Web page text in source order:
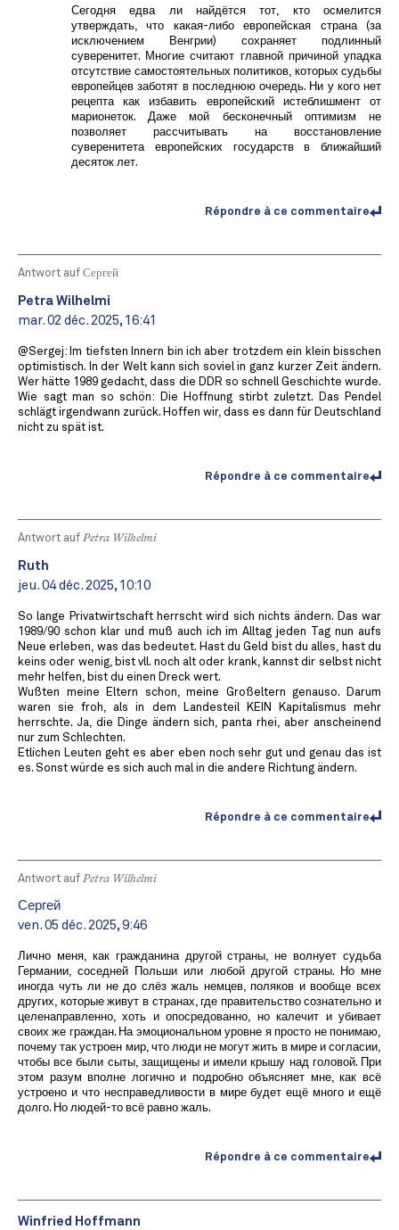
Сегодня едва ли найдётся тот, кто осмелится
утверждать, что какая-либо европейская страна (за
исключением Венгрии) сохраняет подлинный
суверенитет. Многие считают главной причиной упадка
отсутствие самостоятельных политиков, которых судьбы
европейцев заботят в последнюю очередь. Ни у кого нет
рецепта как избавить европейский истеблишмент от
марионеток. Даже мой бесконечный оптимизм не
позволяет рассчитывать на восстановление
суверенитета европейских государств в ближайший
десяток лет.
Répondre à ce commentaire
Antwort auf Сергей
Petra Wilhelmi
mar. 02 déc. 2025, 16:41
@Sergej: Im tiefsten Innern bin ich aber trotzdem ein klein bisschen
optimistisch. In der Welt kann sich soviel in ganz kurzer Zeit ändern.
Wer hätte 1989 gedacht, dass die DDR so schnell Geschichte wurde.
Wie sagt man so schön: Die Hoffnung stirbt zuletzt. Das Pendel
schlägt irgendwann zurück. Hoffen wir, dass es dann für Deutschland
nicht zu spät ist.
Répondre à ce commentaire
Antwort auf Petra Wilhelmi
Ruth
jeu. 04 déc. 2025, 10:10
So lange Privatwirtschaft herrscht wird sich nichts ändern. Das war
1989/90 schon klar und muß auch ich im Alltag jeden Tag nun aufs
Neue erleben, was das bedeutet. Hast du Geld bist du alles, hast du
keins oder wenig, bist vll. noch alt oder krank, kannst dir selbst nicht
mehr helfen, bist du einen Dreck wert.
Wußten meine Eltern schon, meine Großeltern genauso. Darum
waren sie froh, als in dem Landesteil KEIN Kapitalismus mehr
herrschte. Ja, die Dinge ändern sich, panta rhei, aber anscheinend
nur zum Schlechten.
Etlichen Leuten geht es aber eben noch sehr gut und genau das ist
es. Sonst würde es sich auch mal in die andere Richtung ändern.
Répondre à ce commentaire
Antwort auf Petra Wilhelmi
Сергей
ven. 05 déc. 2025, 9:46
Лично меня, как гражданина другой страны, не волнует судьба
Германии, соседней Польши или любой другой страны. Но мне
иногда чуть ли не до слёз жаль немцев, поляков и вообще всех
других, которые живут в странах, где правительство сознательно и
целенаправленно, хоть и опосредованно, но калечит и убивает
своих же граждан. На эмоциональном уровне я просто не понимаю,
почему так устроен мир, что люди не могут жить в мире и согласии,
чтобы все были сыты, защищены и имели крышу над головой. При
этом разум вполне логично и подробно объясняет мне, как всё
устроено и что несправедливости в мире будет ещё много и ещё
долго. Но людей-то всё равно жаль.
Répondre à ce commentaire
Winfried Hoffmann